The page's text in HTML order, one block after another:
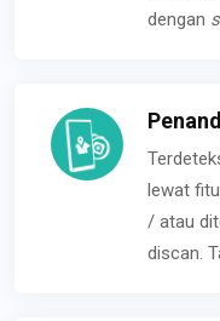
dengan
lewat
/ atau
discan.